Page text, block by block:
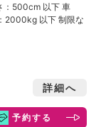
：500cm 以下 車
2000kg 以下 制限な
詳細へ
予約する